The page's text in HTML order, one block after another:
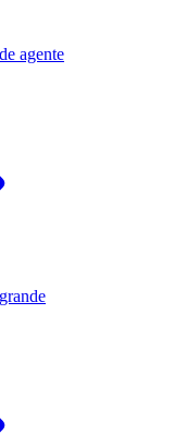
agente